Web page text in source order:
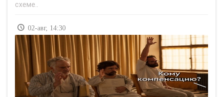
схеме..
02-авг, 14:30